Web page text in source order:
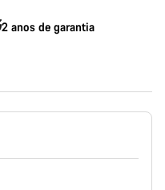
2 anos de garantia